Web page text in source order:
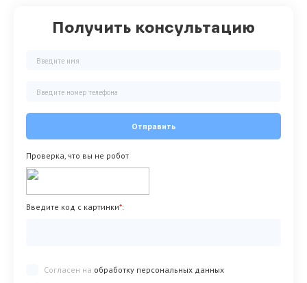
Получить консультацию
Отправить
Проверка, что вы не робот
Введите код с картинки*:
Согласен на обработку персональных данных